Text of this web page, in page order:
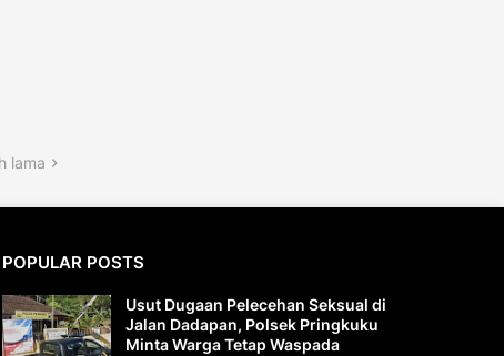
lama
POPULAR POSTS
Usut Dugaan Pelecehan Seksual di
Jalan Dadapan, Polsek Pringkuku
Minta Warga Tetap Waspada